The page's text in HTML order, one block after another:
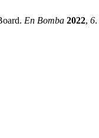
En Bomba 2022, 6.